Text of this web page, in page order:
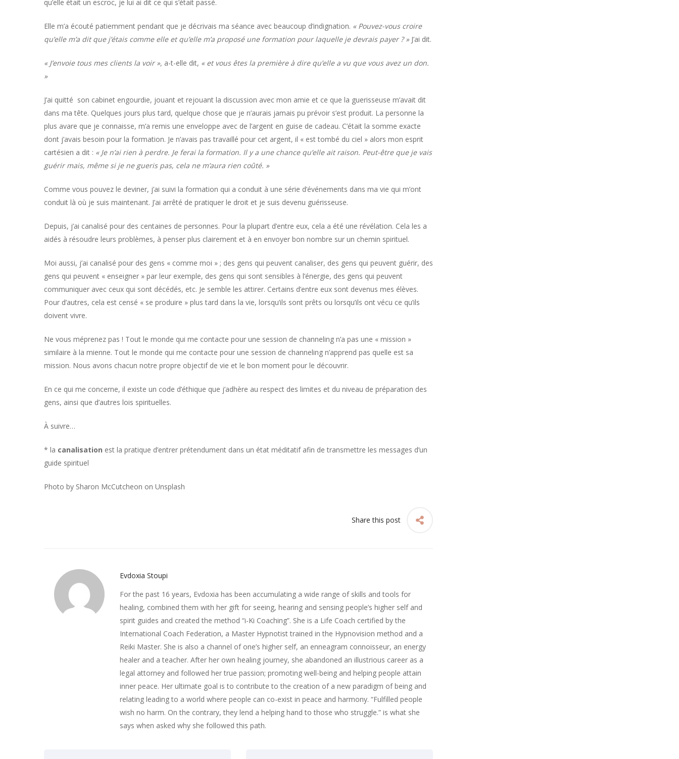
qu’elle était un escroc, je lui ai dit ce qui s’était passé.
Elle m’a écouté patiemment pendant que je décrivais ma séance avec beaucoup d’indignation. « Pouvez-vous croire
qu’elle m’a dit que j’étais comme elle et qu’elle m’a proposé une formation pour laquelle je devrais payer ? »J’ai dit.
« J’envoie tous mes clients la voir », a-t-elle dit, « et vous êtes la première à dire qu’elle a vu que vous avez un don.
»
J’ai quitté son cabinet engourdie, jouant et rejouant la discussion avec mon amie et ce que la guerisseuse m’avait dit
dans ma tête. Quelques jours plus tard, quelque chose que je n’aurais jamais pu prévoir s’est produit. La personne la
plus avare que je connaisse, m’a remis une enveloppe avec de l’argent en guise de cadeau. C’était la somme exacte
dont j’avais besoin pour la formation. Je n’avais pas travaillé pour cet argent, il « est tombé du ciel » alors mon esprit
cartésien a dit : « Je n’ai rien à perdre. Je ferai la formation. Il y a une chance qu’elle ait raison. Peut-être que je vais
guérir mais, même si je ne gueris pas, cela ne m’aura rien coûté. »
Comme vous pouvez le deviner, j’ai suivi la formation qui a conduit à une série d’événements dans ma vie qui m’ont
conduit là où je suis maintenant. J’ai arrêté de pratiquer le droit et je suis devenu guérisseuse.
Depuis, j’ai canalisé pour des centaines de personnes. Pour la plupart d’entre eux, cela a été une révélation. Cela les a
aidés à résoudre leurs problèmes, à penser plus clairement et à en envoyer bon nombre sur un chemin spirituel.
Moi aussi, j’ai canalisé pour des gens « comme moi » ; des gens qui peuvent canaliser, des gens qui peuvent guérir, des
gens qui peuvent « enseigner » par leur exemple, des gens qui sont sensibles à l’énergie, des gens qui peuvent
communiquer avec ceux qui sont décédés, etc. Je semble les attirer. Certains d’entre eux sont devenus mes élèves.
Pour d’autres, cela est censé « se produire » plus tard dans la vie, lorsqu’ils sont prêts ou lorsqu’ils ont vécu ce qu’ils
doivent vivre.
Ne vous méprenez pas ! Tout le monde qui me contacte pour une session de channeling n’a pas une « mission »
similaire à la mienne. Tout le monde qui me contacte pour une session de channeling n’apprend pas quelle est sa
mission. Nous avons chacun notre propre objectif de vie et le bon moment pour le découvrir.
En ce qui me concerne, il existe un code d’éthique que j’adhère au respect des limites et du niveau de préparation des
gens, ainsi que d’autres lois spirituelles.
À suivre…
* la canalisation est la pratique d’entrer prétendument dans un état méditatif afin de transmettre les messages d’un
guide spirituel
Photo by Sharon McCutcheon on Unsplash
Share this post
Evdoxia Stoupi
For the past 16 years, Evdoxia has been accumulating a wide range of skills and tools for
healing, combined them with her gift for seeing, hearing and sensing people’s higher self and
spirit guides and created the method “i-Ki Coaching”. She is a Life Coach certified by the
International Coach Federation, a Master Hypnotist trained in the Hypnovision method and a
Reiki Master. She is also a channel of one’s higher self, an enneagram connoisseur, an energy
healer and a teacher. After her own healing journey, she abandoned an illustrious career as a
legal attorney and followed her true passion; promoting well-being and helping people attain
inner peace. Her ultimate goal is to contribute to the creation of a new paradigm of being and
relating leading to a world where people can co-exist in peace and harmony. “Fulfilled people
wish no harm. On the contrary, they lend a helping hand to those who struggle.” is what she
says when asked why she followed this path.